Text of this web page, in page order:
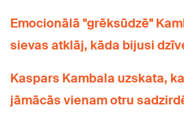
Emocionālā "grēksūdzē"
sievas atklāj, kāda bijusi
Kaspars Kambala uzskata,
jāmācās vienam otru